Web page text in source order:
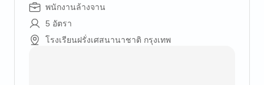
พนักงานล้างจาน
5 อัตรา
โรงเรียนฝรั่งเศสนานาชาติ กรุงเทพ